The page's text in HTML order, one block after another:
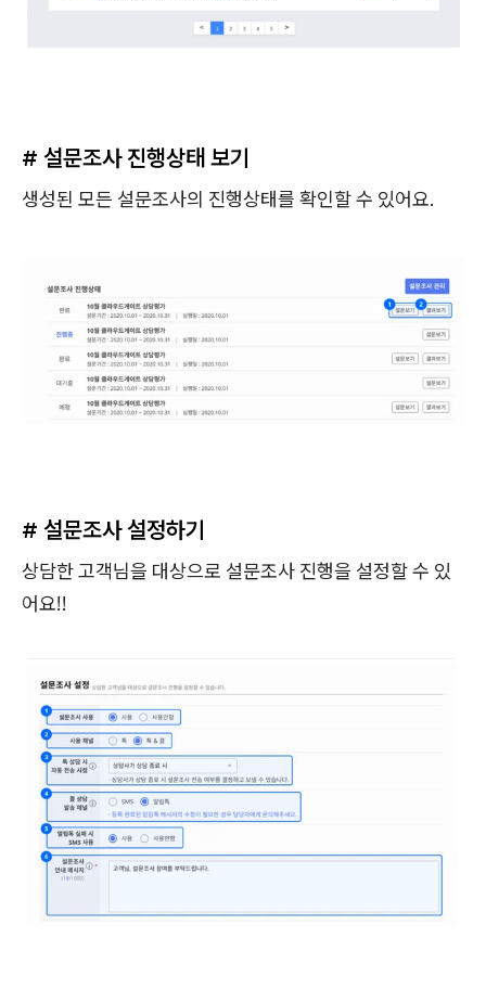
# 설문조사 진행상태 보기
생성된 모든 설문조사의 진행상태를 확인할 수 있어요.
# 설문조사 설정하기
상담한 고객님을 대상으로 설문조사 진행을 설정할 수 있
어요!!